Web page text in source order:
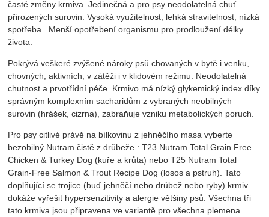
časté změny krmiva. Jedinečná a pro psy neodolatelná chuť
přirozených surovin. Vysoká využitelnost, lehká stravitelnost, nízká
spotřeba. Menší opotřebení organismu pro prodloužení délky
života.
Pokrývá veškeré zvýšené nároky psů chovaných v bytě i venku,
chovných, aktivních, v zátěži i v klidovém režimu. Neodolatelná
chutnost a prvotřídní péče. Krmivo má nízký glykemický index díky
správným komplexním sacharidům z vybraných neobilných
surovin (hrášek, cizrna), zabraňuje vzniku metabolických poruch.
Pro psy citlivé právě na bílkovinu z jehněčího masa vyberte
bezobilný Nutram čistě z drůbeže : T23 Nutram Total Grain Free
Chicken & Turkey Dog (kuře a krůta) nebo T25 Nutram Total
Grain-Free Salmon & Trout Recipe Dog (losos a pstruh). Tato
doplňující se trojice (buď jehněčí nebo drůbež nebo ryby) krmiv
dokáže vyřešit hypersenzitivity a alergie většiny psů. Všechna tři
tato krmiva jsou připravena ve variantě pro všechna plemena.